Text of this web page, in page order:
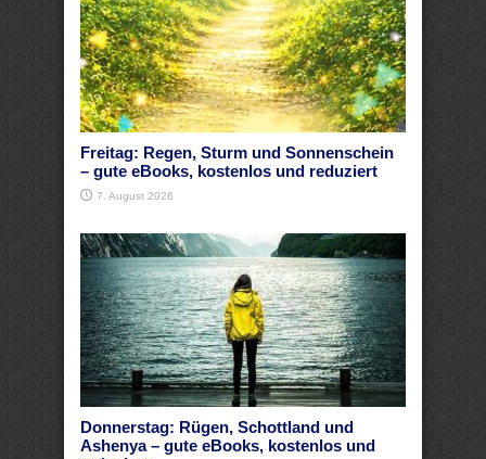
Freitag: Regen, Sturm und Sonnenschein
– gute eBooks, kostenlos und reduziert
7. August 2026
Donnerstag: Rügen, Schottland und
Ashenya – gute eBooks, kostenlos und